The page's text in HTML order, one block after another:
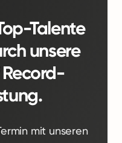
Talente
unsere
mit unseren